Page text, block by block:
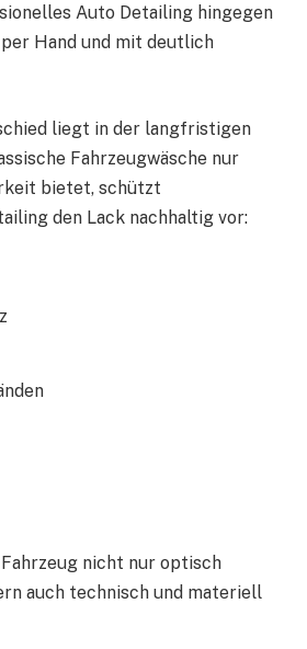
Auto Detailing hingegen
Hand und mit deutlich
liegt in der langfristigen
Fahrzeugwäsche nur
bietet, schützt
den Lack nachhaltig vor:
nicht nur optisch
auch technisch und materiell